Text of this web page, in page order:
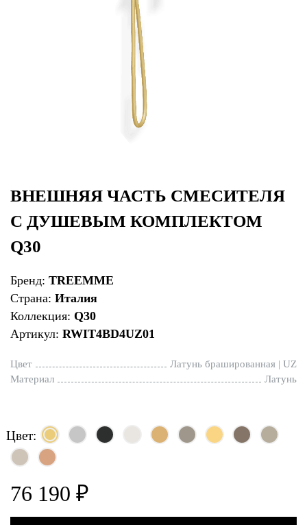
ВНЕШНЯЯ ЧАСТЬ СМЕСИТЕЛЯ
С ДУШЕВЫМ КОМПЛЕКТОМ
Q30
Бренд: TREEMME
Страна: Италия
Коллекция: Q30
Артикул: RWIT4BD4UZ01
Цвет
Латунь брашированная | UZ
Материал
Латунь
Цвет:
76 190 ₽